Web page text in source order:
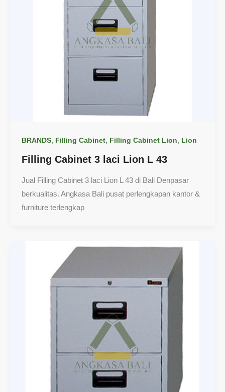
BRANDS, Filling Cabinet, Filling Cabinet Lion, Lion
Filling Cabinet 3 laci Lion L 43
Jual Filling Cabinet 3 laci Lion L 43 di Bali Denpasar
berkualitas. Angkasa Bali pusat perlengkapan kantor &
furniture terlengkap